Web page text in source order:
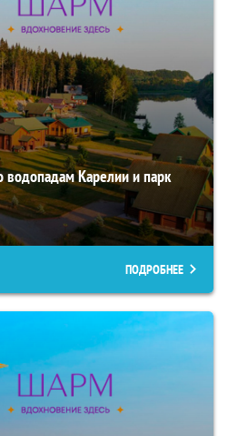
водопадам Карелии и парк
ПОДРОБНЕЕ